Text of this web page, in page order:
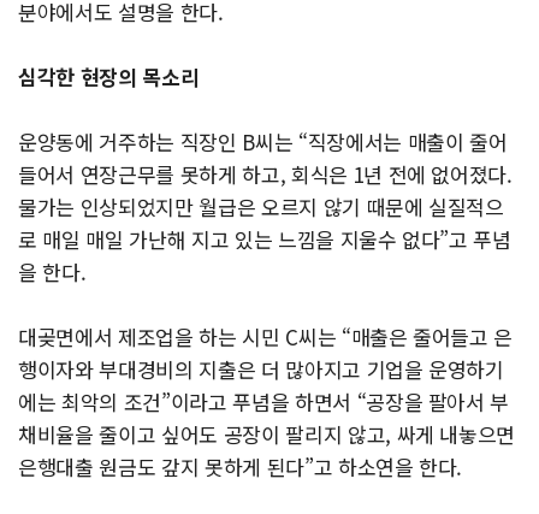
분야에서도 설명을 한다.
심각한 현장의 목소리
운양동에 거주하는 직장인 B씨는 “직장에서는 매출이 줄어
들어서 연장근무를 못하게 하고, 회식은 1년 전에 없어졌다.
물가는 인상되었지만 월급은 오르지 않기 때문에 실질적으
로 매일 매일 가난해 지고 있는 느낌을 지울수 없다”고 푸념
을 한다.
대곶면에서 제조업을 하는 시민 C씨는 “매출은 줄어들고 은
행이자와 부대경비의 지출은 더 많아지고 기업을 운영하기
에는 최악의 조건”이라고 푸념을 하면서 “공장을 팔아서 부
채비율을 줄이고 싶어도 공장이 팔리지 않고, 싸게 내놓으면
은행대출 원금도 갚지 못하게 된다”고 하소연을 한다.